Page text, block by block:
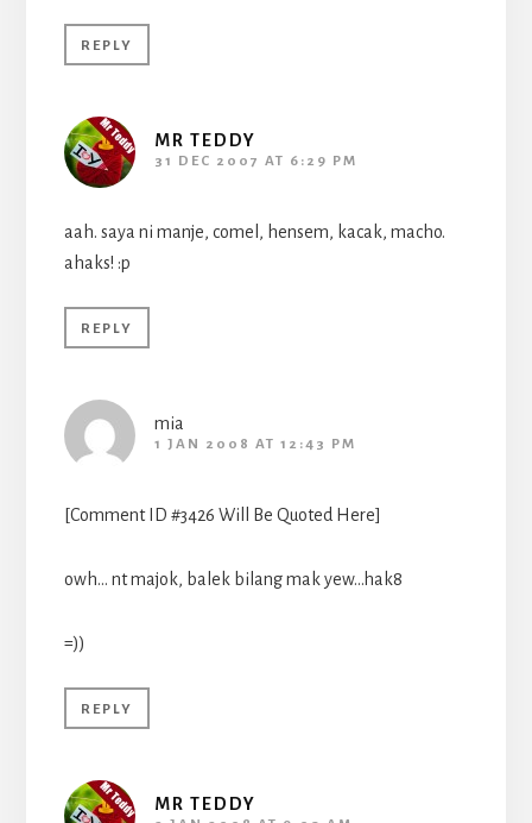
REPLY
MR TEDDY
31 DEC 2007 AT 6:29 PM
aah. saya ni manje, comel, hensem, kacak, macho.
ahaks! :p
REPLY
mia
1 JAN 2008 AT 12:43 PM
[Comment ID #3426 Will Be Quoted Here]
owh… nt majok, balek bilang mak yew…hak8
=))
REPLY
MR TEDDY